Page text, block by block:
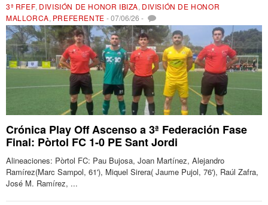
3ª RFEF, DIVISIÓN DE HONOR IBIZA, DIVISIÓN DE HONOR
MALLORCA, PREFERENTE -07/06/26 -
Crónica Play Off Ascenso a 3ª Federación Fase
Final: Pòrtol FC 1-0 PE Sant Jordi
Alineaciones: Pòrtol FC: Pau Bujosa, Joan Martínez, Alejandro
Ramírez(Marc Sampol, 61'), Miquel Sirera( Jaume Pujol, 76'), Raúl Zafra,
José M. Ramírez, ...